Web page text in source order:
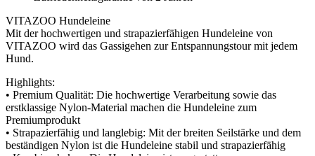
VITAZOO Hundeleine
Mit der hochwertigen und strapazierfähigen Hundeleine von
VITAZOO wird das Gassigehen zur Entspannungstour mit jedem
Hund.
Highlights:
• Premium Qualität: Die hochwertige Verarbeitung sowie das
erstklassige Nylon-Material machen die Hundeleine zum
Premiumprodukt
• Strapazierfähig und langlebig: Mit der breiten Seilstärke und dem
beständigen Nylon ist die Hundeleine stabil und strapazierfähig